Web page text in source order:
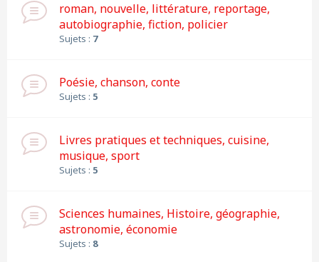
roman, nouvelle, littérature, reportage,
autobiographie, fiction, policier
Sujets : 7
Poésie, chanson, conte
Sujets : 5
Livres pratiques et techniques, cuisine,
musique, sport
Sujets : 5
Sciences humaines, Histoire, géographie,
astronomie, économie
Sujets : 8